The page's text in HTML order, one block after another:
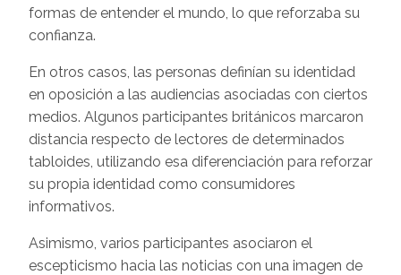
formas de entender el mundo, lo que reforzaba su
confianza.
En otros casos, las personas definían su identidad
en oposición a las audiencias asociadas con ciertos
medios. Algunos participantes británicos marcaron
distancia respecto de lectores de determinados
tabloides, utilizando esa diferenciación para reforzar
su propia identidad como consumidores
informativos.
Asimismo, varios participantes asociaron el
escepticismo hacia las noticias con una imagen de